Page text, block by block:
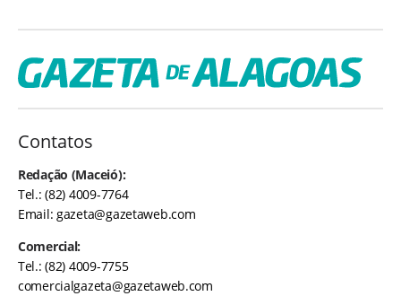
Contatos
Redação (Maceió):
Tel.: (82) 4009-7764
Email:gazeta@gazetaweb.com
Comercial:
Tel.: (82) 4009-7755
comercialgazeta@gazetaweb.com